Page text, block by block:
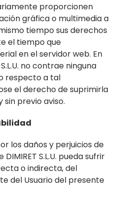
proporcionen
gráfica o multimedia a
mismo tiempo sus derechos
el tiempo que
en el servidor web. En
no contrae ninguna
respecto a tal
el derecho de suprimirla
previo aviso.
los daños y perjuicios de
S.L.U. pueda sufrir
o indirecta, del
del Usuario del presente